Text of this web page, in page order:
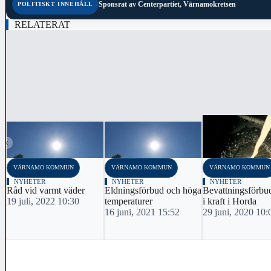
POLITISKT INNEHÅLL Sponsrat av Centerpartiet, Värnamokretsen
RELATERAT
‹
VÄRNAMO KOMMUN
NYHETER
Råd vid varmt väder
19 juli, 2022 10:30
VÄRNAMO KOMMUN
NYHETER
Eldningsförbud och höga
temperaturer
16 juni, 2021 15:52
VÄRNAMO KOMMUN
NYHETER
i kraft i Horda
29 juni, 2020